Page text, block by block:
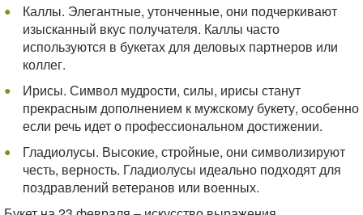
Каллы. Элегантные, утонченные, они подчеркивают
изысканный вкус получателя. Каллы часто
используются в букетах для деловых партнеров или
коллег.
Ирисы. Символ мудрости, силы, ирисы станут
прекрасным дополнением к мужскому букету, особенно
если речь идет о профессиональном достижении.
Гладиолусы. Высокие, стройные, они символизируют
честь, верность. Гладиолусы идеально подходят для
поздравлений ветеранов или военных.